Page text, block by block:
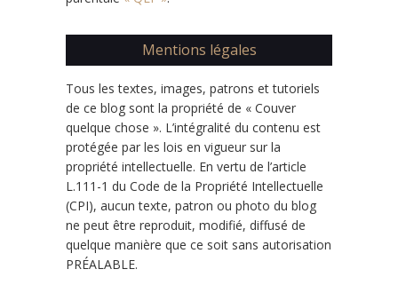
Mentions légales
Tous les textes, images, patrons et tutoriels
de ce blog sont la propriété de « Couver
quelque chose ». L’intégralité du contenu est
protégée par les lois en vigueur sur la
propriété intellectuelle. En vertu de l’article
L.111-1 du Code de la Propriété Intellectuelle
(CPI), aucun texte, patron ou photo du blog
ne peut être reproduit, modifié, diffusé de
quelque manière que ce soit sans autorisation
PRÉALABLE.